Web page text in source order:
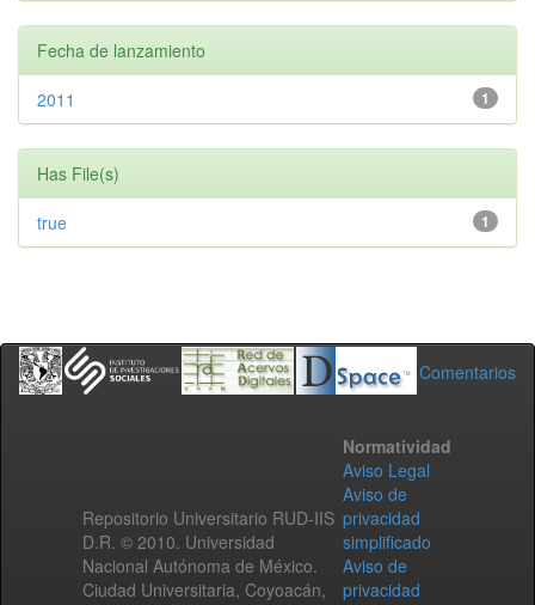
Fecha de lanzamiento
1
2011
Has File(s)
1
true
Comentarios
Repositorio Universitario RUD-IIS
D.R. © 2010. Universidad
Nacional Autónoma de México.
Ciudad Universitaria, Coyoacán,
Normatividad
Aviso Legal
Aviso de
privacidad
simplificado
Aviso de
privacidad